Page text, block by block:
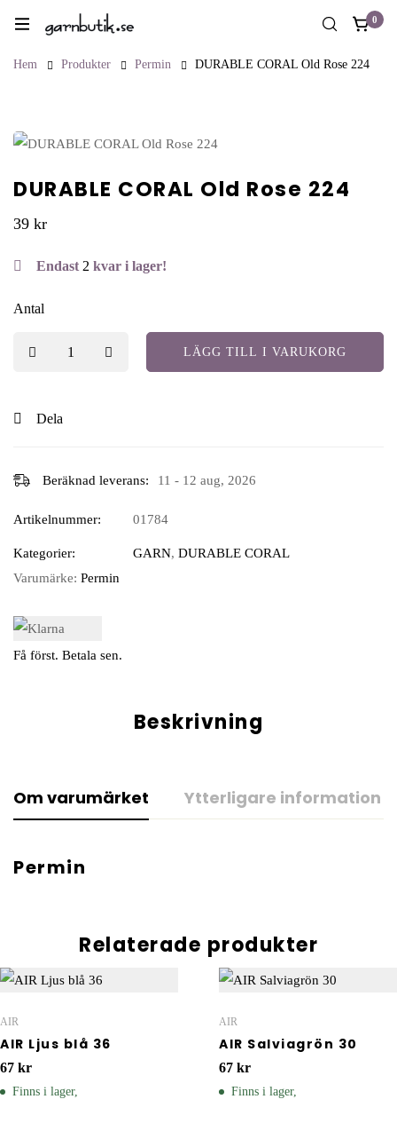
0
Hem Produkter Permin DURABLE CORAL Old Rose 224
DURABLE CORAL Old Rose 224
39 kr
Endast 2 kvar i lager!
Antal
LÄGG TILL I VARUKORG
Dela
Beräknad leverans: 11 - 12 aug, 2026
Artikelnummer: 01784
Kategorier: GARN, DURABLE CORAL
Varumärke: Permin
Få först. Betala sen.
Beskrivning
Om varumärket Ytterligare information
Permin
Relaterade produkter
AIR
AIR Ljus blå 36
67 kr
Finns i lager,
AIR
AIR Salviagrön 30
67 kr
Finns i lager,